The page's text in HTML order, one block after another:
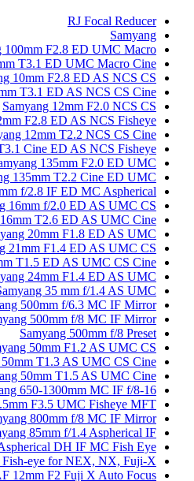
RJ Focal Reducer
Samyang
100mm F2.8 ED UMC Macro
T3.1 ED UMC Macro Cine
10mm F2.8 ED AS NCS CS
T3.1 ED AS NCS CS Cine
Samyang 12mm F2.0 NCS CS
F2.8 ED AS NCS Fisheye
12mm T2.2 NCS CS Cine
Cine ED AS NCS Fisheye
135mm F2.0 ED UMC
135mm T2.2 Cine ED UMC
f/2.8 IF ED MC Aspherical
16mm f/2.0 ED AS UMC CS
16mm T2.6 ED AS UMC Cine
20mm F1.8 ED AS UMC
21mm F1.4 ED AS UMC CS
T1.5 ED AS UMC CS Cine
24mm F1.4 ED AS UMC
35 mm f/1.4 AS UMC
500mm f/6.3 MC IF Mirror
500mm f/8 MC IF Mirror
Samyang 500mm f/8 Preset
50mm F1.2 AS UMC CS
50mm T1.3 AS UMC CS Cine
50mm T1.5 AS UMC Cine
650-1300mm MC IF f/8-16
F3.5 UMC Fisheye MFT
800mm f/8 MC IF Mirror
85mm f/1.4 Aspherical IF
DH IF MC Fish Eye
Fish-eye for NEX, NX, Fuji-X
12mm F2 Fuji X Auto Focus